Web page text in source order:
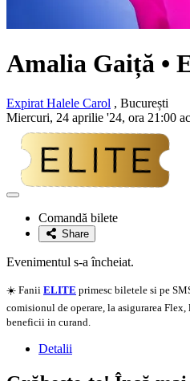
Amalia Gaiță •
Expirat Halele Carol , București
Miercuri, 24 aprilie '24, ora 21:00
Adaugă
favoriteComandă bilete
Share
Evenimentul s-a încheiat.
☀️ Fanii ELITE primesc biletele si pe
comisionul de operare, la asigurarea Flex,
beneficii in curand.
Detalii